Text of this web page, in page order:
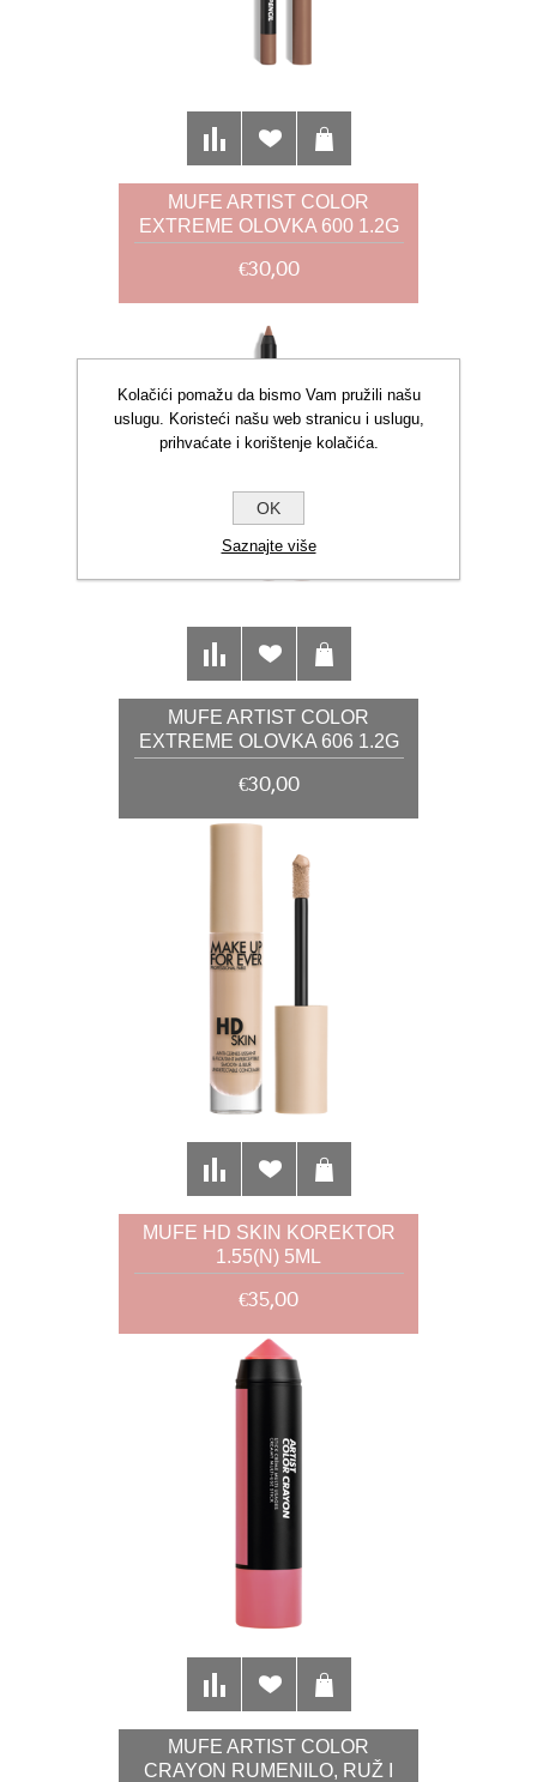
MUFE ARTIST COLOR
EXTREME OLOVKA 600 1.2G
€30,00
MUFE ARTIST COLOR
EXTREME OLOVKA 606 1.2G
€30,00
MUFE HD SKIN KOREKTOR
1.55(N) 5ML
€35,00
MUFE ARTIST COLOR
CRAYON RUMENILO, RUŽ I
Kolačići pomažu da bismo Vam pružili našu
uslugu. Koristeći našu web stranicu i uslugu,
prihvaćate i korištenje kolačića.
OK
Saznajte više